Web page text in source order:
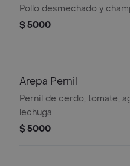
Pollo desmechado y
$ 5000
Arepa Pernil
Pernil de cerdo, tomate,
lechuga.
$ 5000